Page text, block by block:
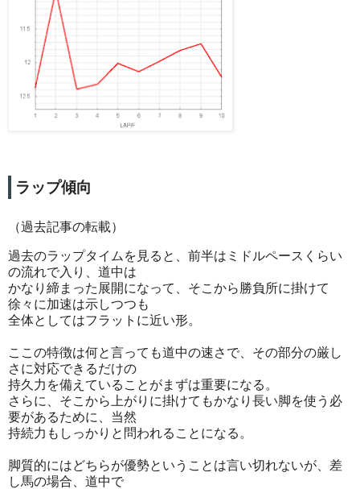
ラップ傾向
（過去記事の転載）
過去のラップタイムを見ると、前半はミドルペースくらい
の流れで入り、道中は
かなり締まった展開になって、そこから勝負所に掛けて
徐々に加速は示しつつも
全体としてはフラットに近い形。
ここの特徴は何と言っても道中の速さで、その部分の厳し
さに対応できるだけの
持久力を備えていることがまずは重要になる。
さらに、そこから上がりに掛けてもかなり長い脚を使う必
要があるために、当然
持続力もしっかりと問われることになる。
脚質的にはどちらが優勢ということは言い切れないが、差
し馬の場合、道中で